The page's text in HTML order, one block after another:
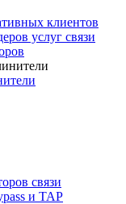
клиентов
услуг связи
связи
и TAP